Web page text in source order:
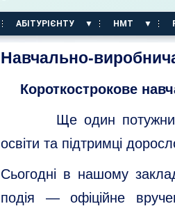
АБІТУРІЄНТУ НМТ
Навчально-
Короткострокове
Ще один потужний
освіти та підтримці
Сьогодні в нашому
подія — офіційне